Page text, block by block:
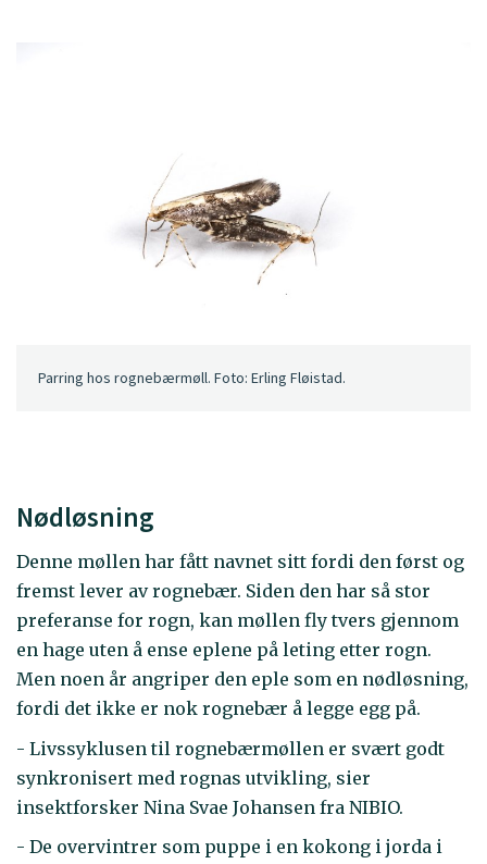
Parring hos rognebærmøll. Foto: Erling Fløistad.
Nødløsning
Denne møllen har fått navnet sitt fordi den først og
fremst lever av rognebær. Siden den har så stor
preferanse for rogn, kan møllen fly tvers gjennom
en hage uten å ense eplene på leting etter rogn.
Men noen år angriper den eple som en nødløsning,
fordi det ikke er nok rognebær å legge egg på.
- Livssyklusen til rognebærmøllen er svært godt
synkronisert med rognas utvikling, sier
insektforsker Nina Svae Johansen fra NIBIO.
- De overvintrer som puppe i en kokong i jorda i